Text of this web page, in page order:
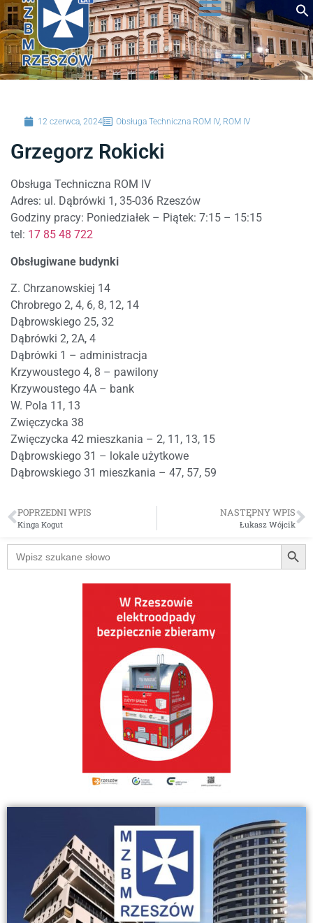
treści
12 czerwca, 2024 Obsługa Techniczna ROM IV, ROM IV
Grzegorz Rokicki
Obsługa Techniczna ROM IV
Adres: ul. Dąbrówki 1, 35-036 Rzeszów
Godziny pracy: Poniedziałek – Piątek: 7:15 – 15:15
tel: 17 85 48 722
Obsługiwane budynki
Z. Chrzanowskiej 14
Chrobrego 2, 4, 6, 8, 12, 14
Dąbrowskiego 25, 32
Dąbrówki 2, 2A, 4
Dąbrówki 1 – administracja
Krzywoustego 4, 8 – pawilony
Krzywoustego 4A – bank
W. Pola 11, 13
Zwięczycka 38
Zwięczycka 42 mieszkania – 2, 11, 13, 15
Dąbrowskiego 31 – lokale użytkowe
Dąbrowskiego 31 mieszkania – 47, 57, 59
POPRZEDNI WPIS
Kinga Kogut
NASTĘPNY WPIS
Łukasz Wójcik
Search
for: